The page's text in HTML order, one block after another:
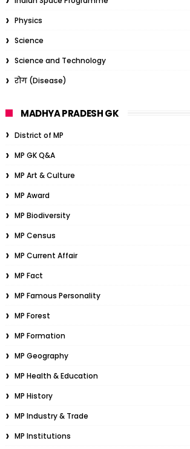
Physics
Science
Science and Technology
रोग (Disease)
MADHYA PRADESH GK
District of MP
MP GK Q&A
MP Art & Culture
MP Award
MP Biodiversity
MP Census
MP Current Affair
MP Fact
MP Famous Personality
MP Forest
MP Formation
MP Geography
MP Health & Education
MP History
MP Industry & Trade
MP Institutions